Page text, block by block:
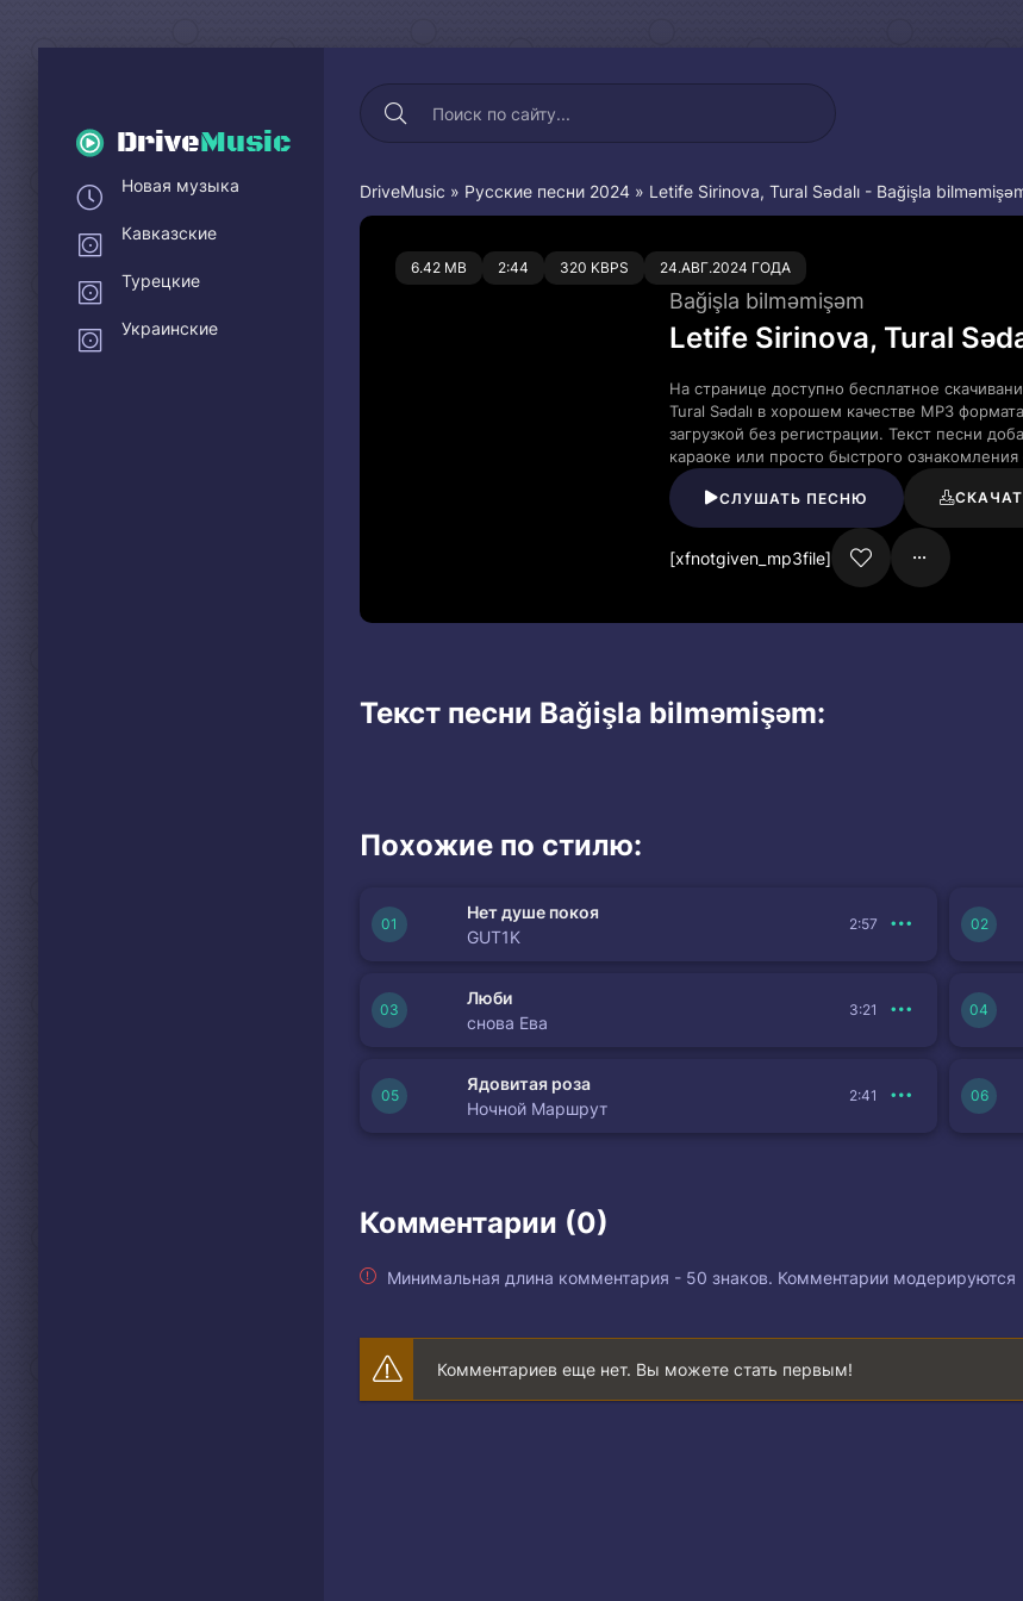
DriveMusic
DriveMusic » Русские песни 2024 » Letife Sirinova, Tural Sədalı - Bağişla
6.42 MB 2:44 320 KBPS 24.АВГ.2024 ГОДА
0 0
Bağişla bilməmişəm
Letife Sirinova, Tural
На странице доступно бесплатное
Tural Sədalı в хорошем качестве MP3
загрузкой без регистрации. Текст песни
караоке или просто быстрого
СЛУШАТЬ ПЕСНЮ
[xfnotgiven_mp3file]
Текст песни Bağişla bilməmişəm:
Похожие по стилю:
Нет душе покоя
GUT1K
2:57
Люби
снова Ева
3:21
Ядовитая роза
Ночной Маршрут
2:41
Комментарии (0)
Минимальная длина комментария - 50 знаков. Комментарии модерируются
Комментариев еще нет. Вы можете стать первым!
Новая музыка
Кавказские
Турецкие
Украинские